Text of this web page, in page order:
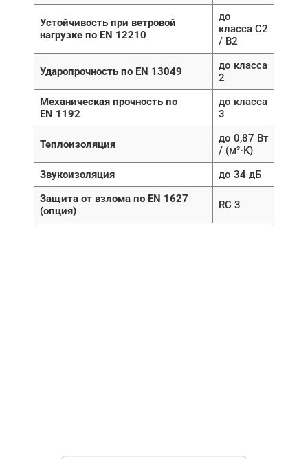
Устойчивость при ветровой
нагрузке по EN 12210
до
класса C2
/ B2
Ударопрочность по EN 13049
до класса
2
Механическая прочность по
EN 1192
до класса
3
Теплоизоляция
до 0,87 Вт
/ (м²∙K)
Звукоизоляция
до 34 дБ
Защита от взлома по EN 1627
(опция)
RC 3